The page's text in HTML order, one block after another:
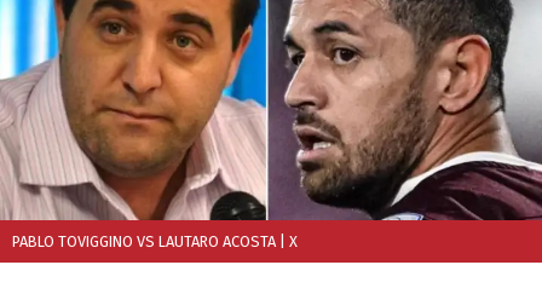
PABLO TOVIGGINO VS LAUTARO ACOSTA | X